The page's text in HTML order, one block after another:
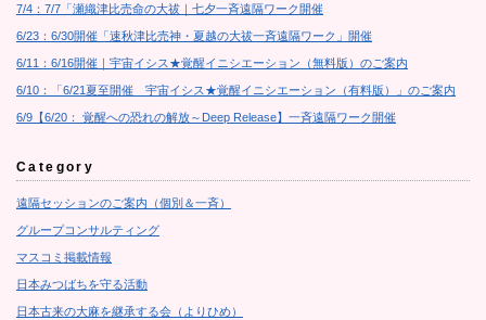
7/4：7/7「瀬織津比売命の大祓｜七夕一斉遠隔ワーク開催
6/23：6/30開催「速秋津比売神・夏越の大祓一斉遠隔ワーク」開催
6/11：6/16開催｜宇宙イシス★覚醒イニシエーション（無料版）のご案内
6/10：「6/21夏至開催 宇宙イシス★覚醒イニシエーション（有料版）」のご案内
6/9【6/20： 覚醒への恐れの解放～Deep Release】一斉遠隔ワーク開催
Category
遠隔セッションのご案内（個別＆一斉）
グループコンサルティング
マスコミ掲載情報
日本みつばちを守る活動
日本古来の大麻を継承する会（よりひめ）